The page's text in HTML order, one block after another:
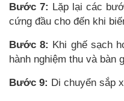
Bước 7: Lặp lại các
cứng đầu cho đến khi
Bước 8: Khi ghế sạch
hành nghiệm thu và bàn
Bước 9: Di chuyển sắp